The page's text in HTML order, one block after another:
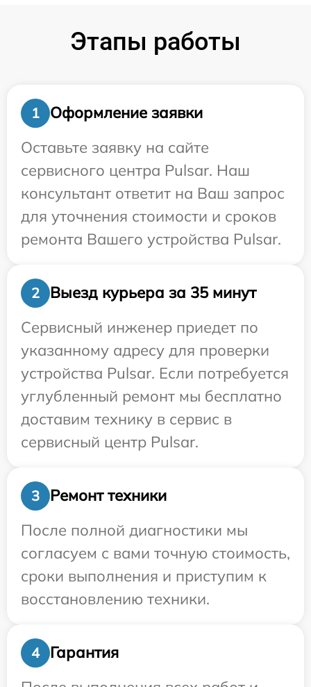
Этапы работы
1
Оформление заявки
Оставьте заявку на сайте
сервисного центра Pulsar. Наш
консультант ответит на Ваш запрос
для уточнения стоимости и сроков
ремонта Вашего устройства Pulsar.
2
Выезд курьера за 35 минут
Сервисный инженер приедет по
указанному адресу для проверки
устройства Pulsar. Если потребуется
углубленный ремонт мы бесплатно
доставим технику в сервис в
сервисный центр Pulsar.
3
Ремонт техники
После полной диагностики мы
согласуем с вами точную стоимость,
сроки выполнения и приступим к
восстановлению техники.
4
Гарантия